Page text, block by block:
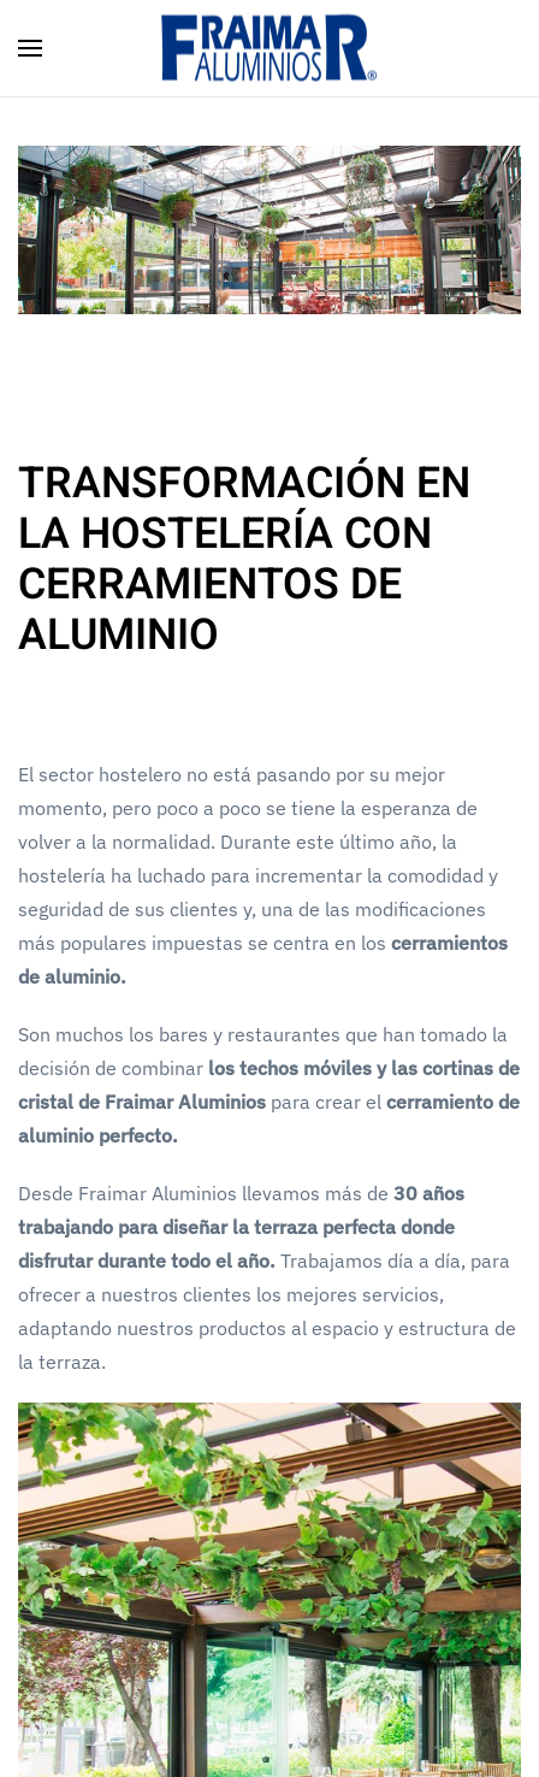
Skip to main content
TRANSFORMACIÓN EN
LA HOSTELERÍA CON
CERRAMIENTOS DE
ALUMINIO
El sector hostelero no está pasando por su mejor
momento, pero poco a poco se tiene la esperanza de
volver a la normalidad. Durante este último año, la
hostelería ha luchado para incrementar la comodidad y
seguridad de sus clientes y, una de las modificaciones
más populares impuestas se centra en los cerramientos
de aluminio.
Son muchos los bares y restaurantes que han tomado la
decisión de combinar los techos móviles y las cortinas de
cristal de Fraimar Aluminios para crear el cerramiento de
aluminio perfecto.
Desde Fraimar Aluminios llevamos más de 30 años
trabajando para diseñar la terraza perfecta donde
disfrutar durante todo el año. Trabajamos día a día, para
ofrecer a nuestros clientes los mejores servicios,
adaptando nuestros productos al espacio y estructura de
la terraza.